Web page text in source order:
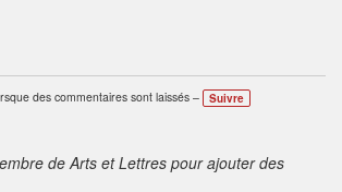
des commentaires sont laissés – Suivre
de Arts et Lettres pour ajouter des